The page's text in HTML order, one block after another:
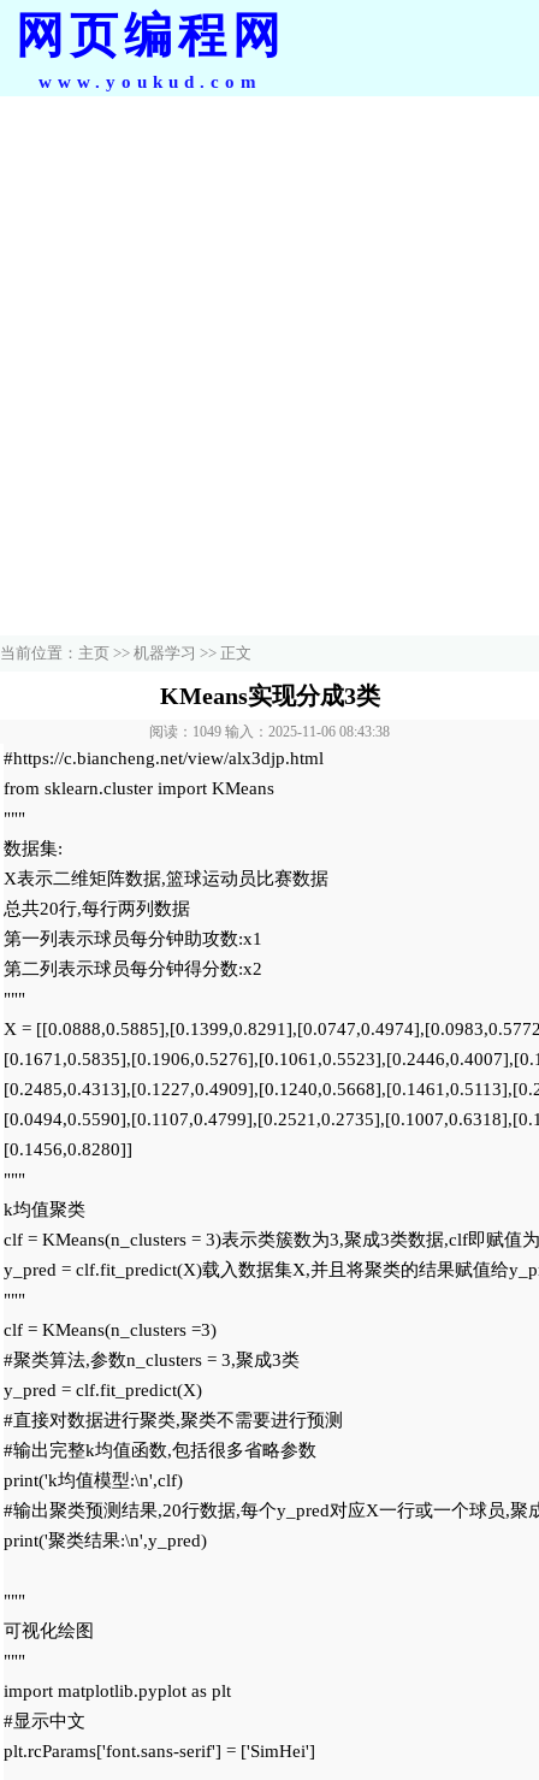
网页编程网
www.youkud.com
当前位置： 主页 >> 机器学习 >> 正文
KMeans实现分成3类
阅读：1049 输入：2025-11-06 08:43:38
#https://c.biancheng.net/view/alx3djp.html
from sklearn.cluster import KMeans
"""
数据集:
X表示二维矩阵数据,篮球运动员比赛数据
总共20行,每行两列数据
第一列表示球员每分钟助攻数:x1
第二列表示球员每分钟得分数:x2
"""
X =
[0.1456,0.8280]]
"""
k均值聚类
clf = KMeans(n_clusters = 3)表示类簇数为3,聚成3类数据,clf即赋值
y_pred = clf.fit_predict(X)载入数据集X,并且将聚类的结果赋值给
"""
clf = KMeans(n_clusters =3)
#聚类算法,参数n_clusters = 3,聚成3类
y_pred = clf.fit_predict(X)
#直接对数据进行聚类,聚类不需要进行预测
#输出完整k均值函数,包括很多省略参数
print('k均值模型:\n',clf)
#输出聚类预测结果,20行数据,每个y_pred对应X一行或一个球员,聚
print('聚类结果:\n',y_pred)
"""
可视化绘图
"""
import matplotlib.pyplot as plt
#显示中文
plt.rcParams['font.sans-serif'] = ['SimHei']